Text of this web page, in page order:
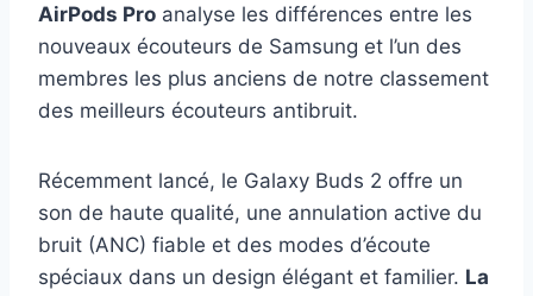
AirPods Pro analyse les différences entre les
nouveaux écouteurs de Samsung et l’un des
membres les plus anciens de notre classement
des meilleurs écouteurs antibruit.
Récemment lancé, le Galaxy Buds 2 offre un
son de haute qualité, une annulation active du
bruit (ANC) fiable et des modes d’écoute
spéciaux dans un design élégant et familier. La